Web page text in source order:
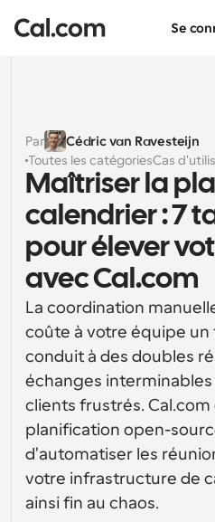
Se
Solutions
Par taille d'équipe
Pour les particuliers
Planification personnelle
Planification collaborative
Pour les organisations
Planification pour les
contrôle et de sécurité
Pour les entreprises
Solutions de planification
Par cas
d'utilisation
Recrutement
Entreprise
Développeur
Documentation des
Documentation pour la
API
Créez vos propres
Composants de
Utilisez nos atomes
votre application.
Ressources
Police : Cal Sans UI et
Notre propre police de
conception d’interfaces
App Store
Événements Collectifs
Tarification
Par
Cédric van Ravesteijn
Toutes les catégoriesCas
Maîtriser la
calendrier : 7
pour élever
avec Cal.com
La coordination
coûte à votre équipe un
conduit à des doubles
échanges interminables
clients frustrés. Cal.com
planification open-
d'automatiser les
votre infrastructure de
ainsi fin au chaos.